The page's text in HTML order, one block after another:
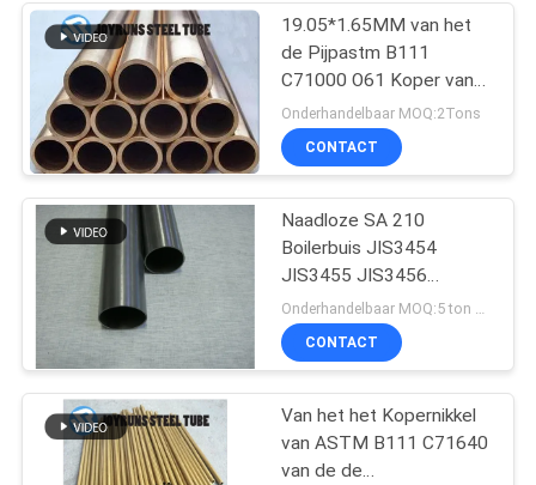
De Rol van de
aluminiumpijp
De Buizen van de
19.05*1.65MM van het
de Pijpastm B111
C71000 O61 Koper van
het Legerings Naadloze
Staal van de het
Nikkeluitlaat het Staalpijp
Onderhandelbaar MOQ:2Tons
CONTACT
Naadloze SA 210
Boilerbuis JIS3454
JIS3455 JIS3456
JIS3461 om de Koude
Tekening van het
Staalbuizenstelsel
CONTACT
Van het het Kopernikkel
van ASTM B111 C71640
van de de